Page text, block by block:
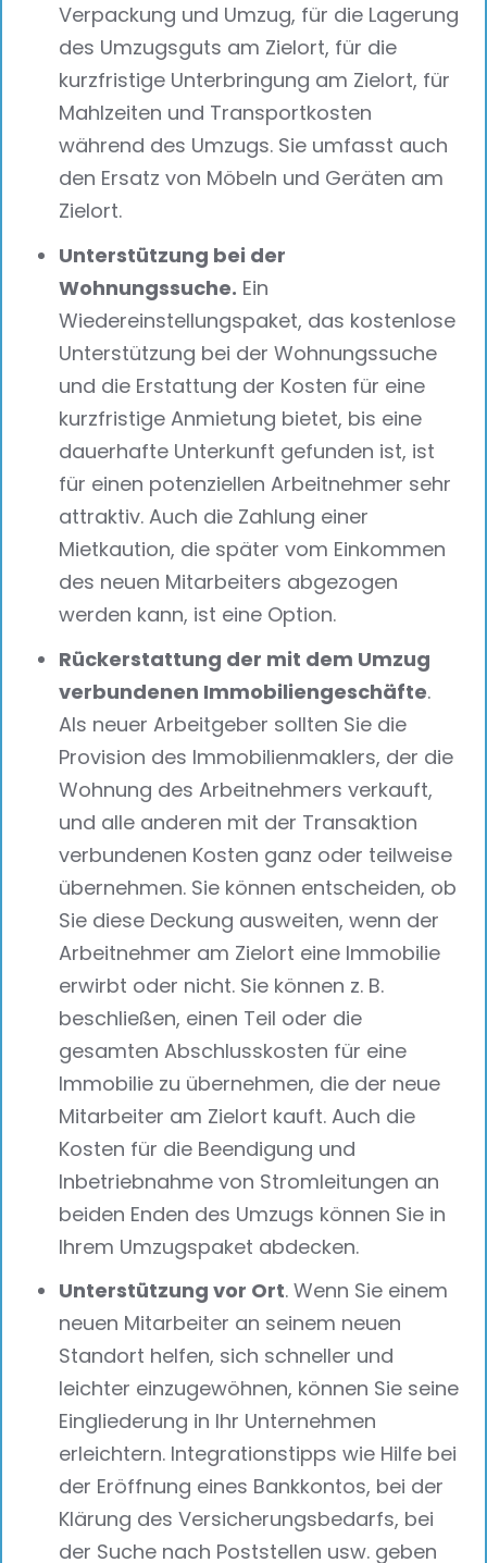
Verpackung und Umzug, für die Lagerung
des Umzugsguts am Zielort, für die
kurzfristige Unterbringung am Zielort, für
Mahlzeiten und Transportkosten
während des Umzugs. Sie umfasst auch
den Ersatz von Möbeln und Geräten am
Zielort.
Unterstützung bei der
Wohnungssuche. Ein
Wiedereinstellungspaket, das kostenlose
Unterstützung bei der Wohnungssuche
und die Erstattung der Kosten für eine
kurzfristige Anmietung bietet, bis eine
dauerhafte Unterkunft gefunden ist, ist
für einen potenziellen Arbeitnehmer sehr
attraktiv. Auch die Zahlung einer
Mietkaution, die später vom Einkommen
des neuen Mitarbeiters abgezogen
werden kann, ist eine Option.
Rückerstattung der mit dem Umzug
verbundenen Immobiliengeschäfte.
Als neuer Arbeitgeber sollten Sie die
Provision des Immobilienmaklers, der die
Wohnung des Arbeitnehmers verkauft,
und alle anderen mit der Transaktion
verbundenen Kosten ganz oder teilweise
übernehmen. Sie können entscheiden, ob
Sie diese Deckung ausweiten, wenn der
Arbeitnehmer am Zielort eine Immobilie
erwirbt oder nicht. Sie können z. B.
beschließen, einen Teil oder die
gesamten Abschlusskosten für eine
Immobilie zu übernehmen, die der neue
Mitarbeiter am Zielort kauft. Auch die
Kosten für die Beendigung und
Inbetriebnahme von Stromleitungen an
beiden Enden des Umzugs können Sie in
Ihrem Umzugspaket abdecken.
Unterstützung vor Ort. Wenn Sie einem
neuen Mitarbeiter an seinem neuen
Standort helfen, sich schneller und
leichter einzugewöhnen, können Sie seine
Eingliederung in Ihr Unternehmen
erleichtern. Integrationstipps wie Hilfe bei
der Eröffnung eines Bankkontos, bei der
Klärung des Versicherungsbedarfs, bei
der Suche nach Poststellen usw. geben